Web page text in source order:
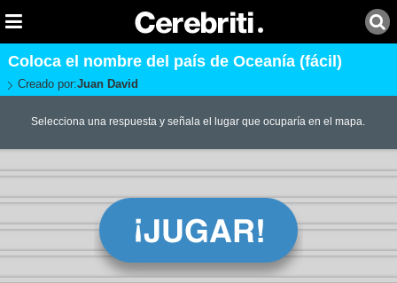
Coloca el nombre del país de Oceanía (fácil)
Creado por:Juan David
Selecciona una respuesta y señala el lugar que ocuparía en el mapa.